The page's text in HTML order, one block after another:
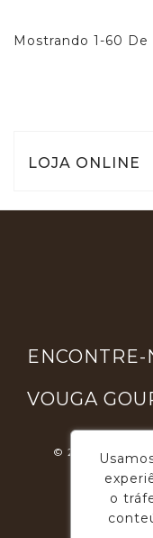
Mostrando 1-60
LOJA ONLINE
ENCONTRE-
VOUGA
© 2026 -
o